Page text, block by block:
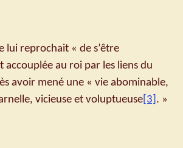
lui reprochait « de s’être
accouplée au roi par les liens du
avoir mené une « vie abominable,
vicieuse et voluptueuse [3] . »